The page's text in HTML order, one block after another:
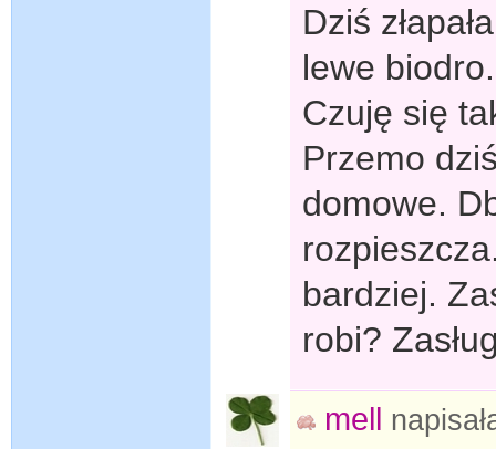
Dziś
lewe
Czuję się
Przemo
domowe.
bardziej.
robi?
mell